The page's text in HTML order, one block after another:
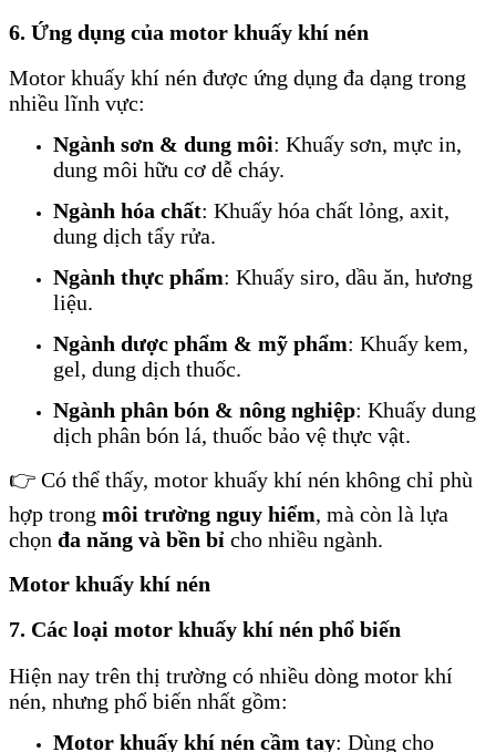
6. Ứng dụng của motor khuấy khí nén
Motor khuấy khí nén được ứng dụng đa dạng trong
nhiều lĩnh vực:
Ngành sơn & dung môi: Khuấy sơn, mực in,
dung môi hữu cơ dễ cháy.
Ngành hóa chất: Khuấy hóa chất lỏng, axit,
dung dịch tẩy rửa.
Ngành thực phẩm: Khuấy siro, dầu ăn, hương
liệu.
Ngành dược phẩm & mỹ phẩm: Khuấy kem,
gel, dung dịch thuốc.
Ngành phân bón & nông nghiệp: Khuấy dung
dịch phân bón lá, thuốc bảo vệ thực vật.
👉 Có thể thấy, motor khuấy khí nén không chỉ phù
hợp trong môi trường nguy hiểm, mà còn là lựa
chọn đa năng và bền bỉ cho nhiều ngành.
Motor khuấy khí nén
7. Các loại motor khuấy khí nén phổ biến
Hiện nay trên thị trường có nhiều dòng motor khí
nén, nhưng phổ biến nhất gồm:
Motor khuấy khí nén cầm tay: Dùng cho